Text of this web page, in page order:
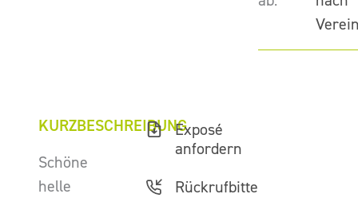
KURZBESCHREIBUNG
Schöne
helle
Exposé
anfordern
Rückrufbitte